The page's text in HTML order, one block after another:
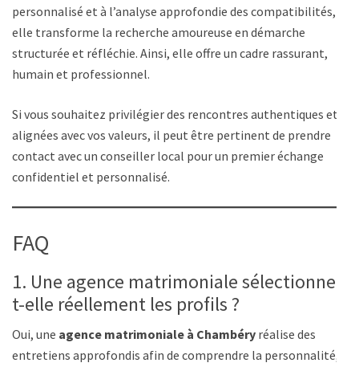
personnalisé et à l’analyse approfondie des compatibilités,
elle transforme la recherche amoureuse en démarche
structurée et réfléchie. Ainsi, elle offre un cadre rassurant,
humain et professionnel.
Si vous souhaitez privilégier des rencontres authentiques et
alignées avec vos valeurs, il peut être pertinent de prendre
contact avec un conseiller local pour un premier échange
confidentiel et personnalisé.
FAQ
1. Une agence matrimoniale sélectionne-
t-elle réellement les profils ?
Oui, une agence matrimoniale à Chambéry réalise des
entretiens approfondis afin de comprendre la personnalité,